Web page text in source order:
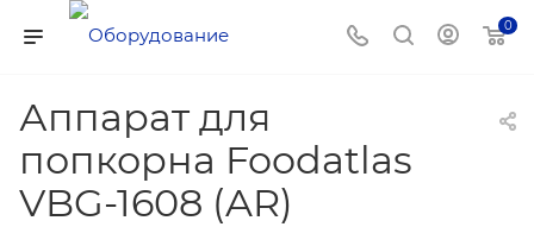
0
Аппарат для
попкорна Foodatlas
VBG-1608 (AR)